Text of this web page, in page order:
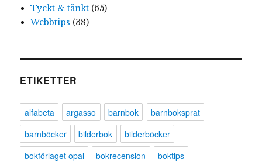
Tyckt & tänkt(65)
Webbtips (38)
ETIKETTER
alfabeta argasso barnbok
barnboksprat
barnböcker
bilderbok
bilderböcker
bokförlaget opal
bokrecension
boktips